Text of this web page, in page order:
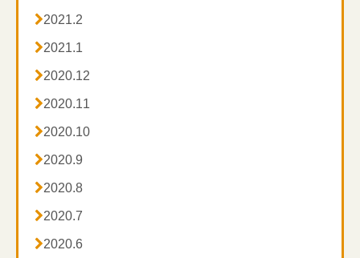
2021.2
2021.1
2020.12
2020.11
2020.10
2020.9
2020.8
2020.7
2020.6